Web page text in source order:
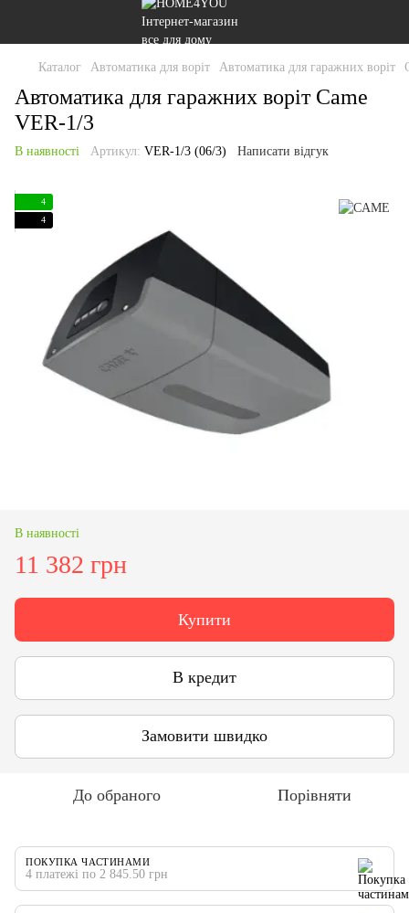
Каталог Автоматика для воріт Автоматика для гаражних воріт
Автоматика для гаражних воріт Came
VER-1/3
В наявності Артикул: VER-1/3 (06/3) Написати відгук
4
4
В наявності
11 382 грн
Купити
В кредит
Замовити швидко
До обраного Порівняти
ПОКУПКА ЧАСТИНАМИ
4 платежі по 2 845.50 грн